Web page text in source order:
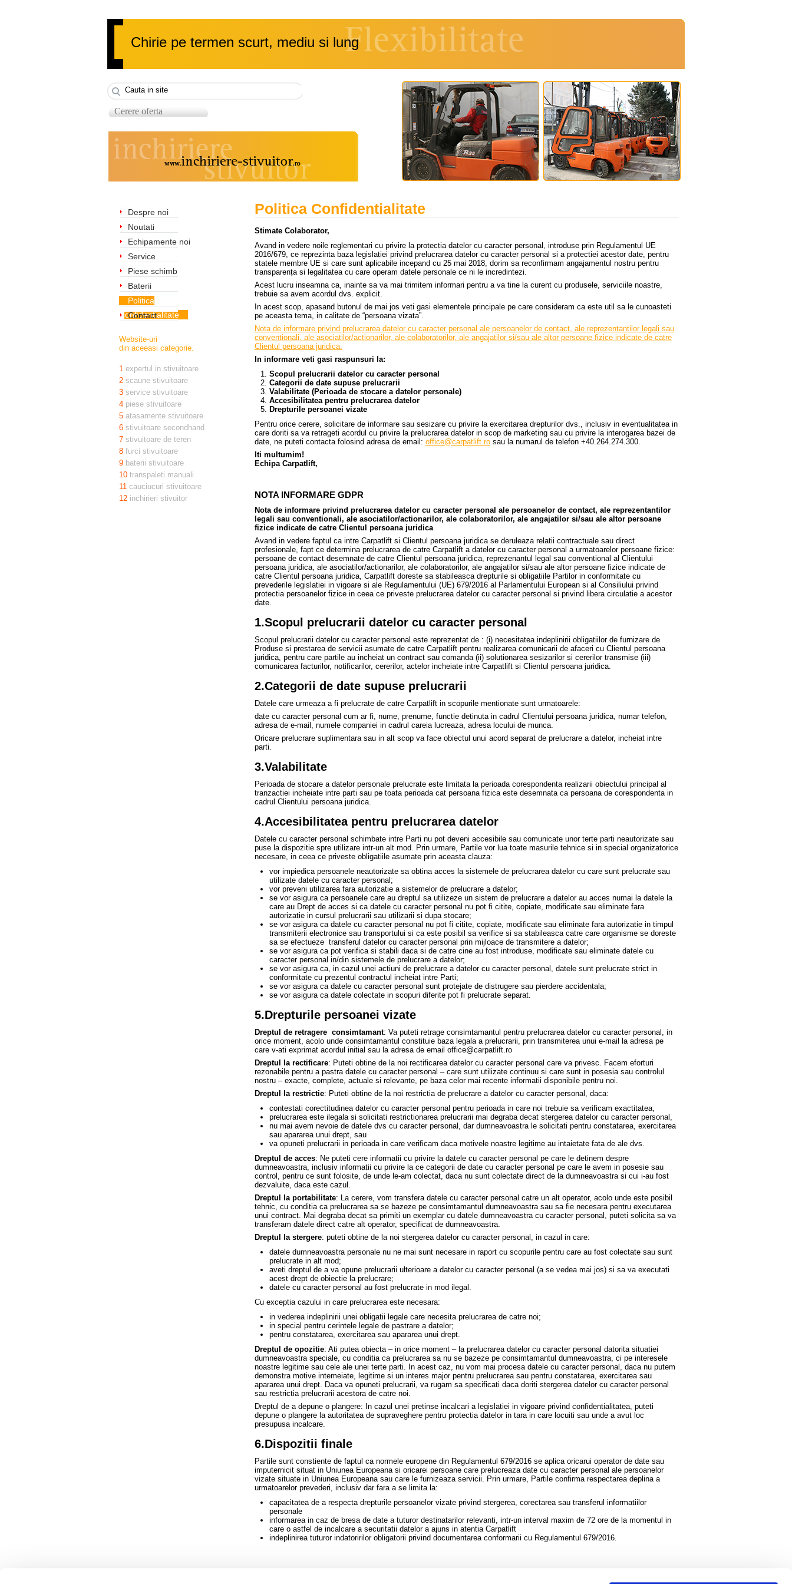
Chirie pe termen scurt, mediu si lung
Cerere oferta
Despre noi
Noutati
Echipamente noi
Service
Piese schimb
Baterii
Politica
Confidentialitate
Contact
Website-uri
din aceeasi categorie.
1 expertul in stivuitoare
2 scaune stivuitoare
3 service stivuitoare
4 piese stivuitoare
5 atasamente stivuitoare
6 stivuitoare secondhand
7 stivuitoare de teren
8 furci stivuitoare
9 baterii stivuitoare
10 transpaleti manuali
11 cauciucuri stivuitoare
12 inchirieri stivuitor
Politica Confidentialitate
Stimate Colaborator,
Avand in vedere noile reglementari cu privire la protectia datelor cu caracter personal, introduse prin Regulamentul UE
2016/679, ce reprezinta baza legislatiei privind prelucrarea datelor cu caracter personal si a protectiei acestor date, pentru
statele membre UE si care sunt aplicabile incepand cu 25 mai 2018, dorim sa reconfirmam angajamentul nostru pentru
transparența si legalitatea cu care operam datele personale ce ni le incredintezi.
Acest lucru inseamna ca, inainte sa va mai trimitem informari pentru a va tine la curent cu produsele, serviciile noastre,
trebuie sa avem acordul dvs. explicit.
In acest scop, apasand butonul de mai jos veti gasi elementele principale pe care consideram ca este util sa le cunoasteti
pe aceasta tema, in calitate de “persoana vizata”.
Nota de informare privind prelucrarea datelor cu caracter personal ale persoanelor de contact, ale reprezentantilor legali sau
conventionali, ale asociatilor/actionarilor, ale colaboratorilor, ale angajatilor si/sau ale altor persoane fizice indicate de catre
Clientul persoana juridica.
In informare veti gasi raspunsuri la:
Scopul prelucrarii datelor cu caracter personal
Categorii de date supuse prelucrarii
Valabilitate (Perioada de stocare a datelor personale)
Accesibilitatea pentru prelucrarea datelor
Drepturile persoanei vizate
Pentru orice cerere, solicitare de informare sau sesizare cu privire la exercitarea drepturilor dvs., inclusiv in eventualitatea in
care doriti sa va retrageti acordul cu privire la prelucrarea datelor in scop de marketing sau cu privire la interogarea bazei de
date, ne puteti contacta folosind adresa de email: office@carpatlift.rosau la numarul de telefon +40.264.274.300.
Iti multumim!
Echipa Carpatlift,
NOTA INFORMARE GDPR
Nota de informare privind prelucrarea datelor cu caracter personal ale persoanelor de contact, ale reprezentantilor
legali sau conventionali, ale asociatilor/actionarilor, ale colaboratorilor, ale angajatilor si/sau ale altor persoane
fizice indicate de catre Clientul persoana juridica
Avand in vedere faptul ca intre Carpatlift si Clientul persoana juridica se deruleaza relatii contractuale sau direct
profesionale, fapt ce determina prelucrarea de catre Carpatlift a datelor cu caracter personal a urmatoarelor persoane fizice:
persoane de contact desemnate de catre Clientul persoana juridica, reprezenantul legal sau conventional al Clientului
persoana juridica, ale asociatilor/actionarilor, ale colaboratorilor, ale angajatilor si/sau ale altor persoane fizice indicate de
catre Clientul persoana juridica, Carpatlift doreste sa stabileasca drepturile si obligatiile Partilor in conformitate cu
prevederile legislatiei in vigoare si ale Regulamentului (UE) 679/2016 al Parlamentului European si al Consiliului privind
protectia persoanelor fizice in ceea ce priveste prelucrarea datelor cu caracter personal si privind libera circulatie a acestor
date.
1.Scopul prelucrarii datelor cu caracter personal
Scopul prelucrarii datelor cu caracter personal este reprezentat de : (i) necesitatea indeplinirii obligatiilor de furnizare de
Produse si prestarea de servicii asumate de catre Carpatlift pentru realizarea comunicarii de afaceri cu Clientul persoana
juridica, pentru care partile au incheiat un contract sau comanda (ii) solutionarea sesizarilor si cererilor transmise (iii)
comunicarea facturilor, notificarilor, cererilor, actelor incheiate intre Carpatlift si Clientul persoana juridica.
2.Categorii de date supuse prelucrarii
Datele care urmeaza a fi prelucrate de catre Carpatlift in scopurile mentionate sunt urmatoarele:
date cu caracter personal cum ar fi, nume, prenume, functie detinuta in cadrul Clientului persoana juridica, numar telefon,
adresa de e-mail, numele companiei in cadrul careia lucreaza, adresa locului de munca.
Oricare prelucrare suplimentara sau in alt scop va face obiectul unui acord separat de prelucrare a datelor, incheiat intre
parti.
3.Valabilitate
Perioada de stocare a datelor personale prelucrate este limitata la perioada corespondenta realizarii obiectului principal al
tranzactiei incheiate intre parti sau pe toata perioada cat persoana fizica este desemnata ca persoana de corespondenta in
cadrul Clientului persoana juridica.
4.Accesibilitatea pentru prelucrarea datelor
Datele cu caracter personal schimbate intre Parti nu pot deveni accesibile sau comunicate unor terte parti neautorizate sau
puse la dispozitie spre utilizare intr-un alt mod. Prin urmare, Partile vor lua toate masurile tehnice si in special organizatorice
necesare, in ceea ce priveste obligatiile asumate prin aceasta clauza:
vor impiedica persoanele neautorizate sa obtina acces la sistemele de prelucrarea datelor cu care sunt prelucrate sau
utilizate datele cu caracter personal;
vor preveni utilizarea fara autorizatie a sistemelor de prelucrare a datelor;
se vor asigura ca persoanele care au dreptul sa utilizeze un sistem de prelucrare a datelor au acces numai la datele la
care au Drept de acces si ca datele cu caracter personal nu pot fi citite, copiate, modificate sau eliminate fara
autorizatie in cursul prelucrarii sau utilizarii si dupa stocare;
se vor asigura ca datele cu caracter personal nu pot fi citite, copiate, modificate sau eliminate fara autorizatie in timpul
transmiterii electronice sau transportului si ca este posibil sa verifice si sa stabileasca catre care organisme se doreste
sa se efectueze transferul datelor cu caracter personal prin mijloace de transmitere a datelor;
se vor asigura ca pot verifica si stabili daca si de catre cine au fost introduse, modificate sau eliminate datele cu
caracter personal in/din sistemele de prelucrare a datelor;
se vor asigura ca, in cazul unei actiuni de prelucrare a datelor cu caracter personal, datele sunt prelucrate strict in
conformitate cu prezentul contractul incheiat intre Parti;
se vor asigura ca datele cu caracter personal sunt protejate de distrugere sau pierdere accidentala;
se vor asigura ca datele colectate in scopuri diferite pot fi prelucrate separat.
5.Drepturile persoanei vizate
Dreptul de retragere consimtamant: Va puteti retrage consimtamantul pentru prelucrarea datelor cu caracter personal, in
orice moment, acolo unde consimtamantul constituie baza legala a prelucrarii, prin transmiterea unui e-mail la adresa pe
care v-ati exprimat acordul initial sau la adresa de email office@carpatlift.ro
Dreptul la rectificare: Puteti obtine de la noi rectificarea datelor cu caracter personal care va privesc. Facem eforturi
rezonabile pentru a pastra datele cu caracter personal – care sunt utilizate continuu si care sunt in posesia sau controlul
nostru – exacte, complete, actuale si relevante, pe baza celor mai recente informatii disponibile pentru noi.
Dreptul la restrictie: Puteti obtine de la noi restrictia de prelucrare a datelor cu caracter personal, daca:
contestati corectitudinea datelor cu caracter personal pentru perioada in care noi trebuie sa verificam exactitatea,
prelucrarea este ilegala si solicitati restrictionarea prelucrarii mai degraba decat stergerea datelor cu caracter personal,
nu mai avem nevoie de datele dvs cu caracter personal, dar dumneavoastra le solicitati pentru constatarea, exercitarea
sau apararea unui drept, sau
va opuneti prelucrarii in perioada in care verificam daca motivele noastre legitime au intaietate fata de ale dvs.
Dreptul de acces: Ne puteti cere informatii cu privire la datele cu caracter personal pe care le detinem despre
dumneavoastra, inclusiv informatii cu privire la ce categorii de date cu caracter personal pe care le avem in posesie sau
control, pentru ce sunt folosite, de unde le-am colectat, daca nu sunt colectate direct de la dumneavoastra si cui i-au fost
dezvaluite, daca este cazul.
Dreptul la portabilitate: La cerere, vom transfera datele cu caracter personal catre un alt operator, acolo unde este posibil
tehnic, cu conditia ca prelucrarea sa se bazeze pe consimtamantul dumneavoastra sau sa fie necesara pentru executarea
unui contract. Mai degraba decat sa primiti un exemplar cu datele dumneavoastra cu caracter personal, puteti solicita sa va
transferam datele direct catre alt operator, specificat de dumneavoastra.
Dreptul la stergere: puteti obtine de la noi stergerea datelor cu caracter personal, in cazul in care:
datele dumneavoastra personale nu ne mai sunt necesare in raport cu scopurile pentru care au fost colectate sau sunt
prelucrate in alt mod;
aveti dreptul de a va opune prelucrarii ulterioare a datelor cu caracter personal (a se vedea mai jos) si sa va executati
acest drept de obiectie la prelucrare;
datele cu caracter personal au fost prelucrate in mod ilegal.
Cu exceptia cazului in care prelucrarea este necesara:
in vederea indeplinirii unei obligatii legale care necesita prelucrarea de catre noi;
in special pentru cerintele legale de pastrare a datelor;
pentru constatarea, exercitarea sau apararea unui drept.
Dreptul de opozitie: Ati putea obiecta – in orice moment – la prelucrarea datelor cu caracter personal datorita situatiei
dumneavoastra speciale, cu conditia ca prelucrarea sa nu se bazeze pe consimtamantul dumneavoastra, ci pe interesele
noastre legitime sau cele ale unei terte parti. In acest caz, nu vom mai procesa datele cu caracter personal, daca nu putem
demonstra motive intemeiate, legitime si un interes major pentru prelucrarea sau pentru constatarea, exercitarea sau
apararea unui drept. Daca va opuneti prelucrarii, va rugam sa specificati daca doriti stergerea datelor cu caracter personal
sau restrictia prelucrarii acestora de catre noi.
Dreptul de a depune o plangere: In cazul unei pretinse incalcari a legislatiei in vigoare privind confidentialitatea, puteti
depune o plangere la autoritatea de supraveghere pentru protectia datelor in tara in care locuiti sau unde a avut loc
presupusa incalcare.
6.Dispozitii finale
Partile sunt constiente de faptul ca normele europene din Regulamentul 679/2016 se aplica oricarui operator de date sau
imputernicit situat in Uniunea Europeana si oricarei persoane care prelucreaza date cu caracter personal ale persoanelor
vizate situate in Uniunea Europeana sau care le furnizeaza servicii. Prin urmare, Partile confirma respectarea deplina a
urmatoarelor prevederi, inclusiv dar fara a se limita la:
capacitatea de a respecta drepturile persoanelor vizate privind stergerea, corectarea sau transferul informatiilor
personale
informarea in caz de bresa de date a tuturor destinatarilor relevanti, intr-un interval maxim de 72 ore de la momentul in
care o astfel de incalcare a securitatii datelor a ajuns in atentia Carpatlift
indeplinirea tuturor indatoririlor obligatorii privind documentarea conformarii cu Regulamentul 679/2016.